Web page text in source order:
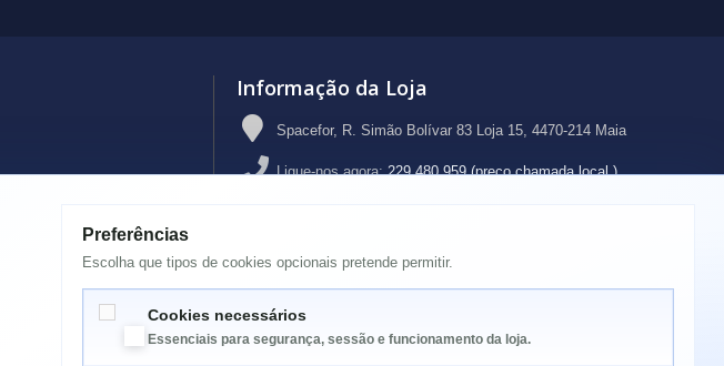
Informação da Loja
Spacefor, R. Simão Bolívar 83 Loja 15, 4470-214 Maia
Ligue-nos agora:229 480 959 (preço chamada local )
Preferências
Escolha que tipos de cookies opcionais pretende permitir.
Cookies necessários
Essenciais para segurança, sessão e funcionamento da loja.